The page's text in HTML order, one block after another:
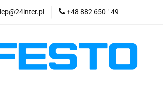
+48 882 650 149
PRODUKTY
AKTUALNOŚCI